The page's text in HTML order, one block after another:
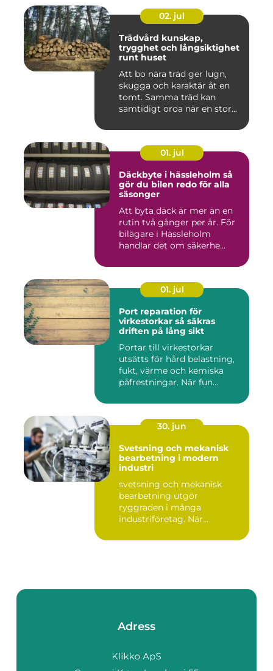
02. jul
Trädvård kunskap,
trygghet och långsiktighet
runt huset
Att bo nära träd ger lugn,
skugga och karaktär åt en
tomt. Samma träd kan
samtidigt oroa när en stor...
01. jul
Däckbyte i hässleholm så
gör du bilen redo för alla
säsonger
Att byta däck är mer än en
rutin två gånger per år. För
bilägare i Hässleholm
handlar det om säkerhe...
01. jul
Port reparation för
virkestorkar så säkras
driften på lång sikt
Portar till virkestorkar
utsätts för hård belastning,
fukt, värme och kemiska
påfrestningar. När fun...
30. jun
Svetsning och mekanisk
bearbetning i modern
industri
svetsning och mekanisk
bearbetning utgör
ryggraden i många
industriföretag. När
Adress